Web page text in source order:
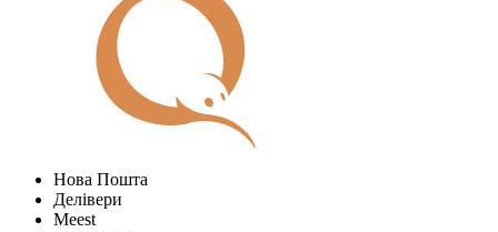
Нова Пошта
Делівери
Meest